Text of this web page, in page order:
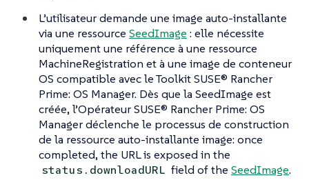
L’utilisateur demande une image auto-installante
via une ressource SeedImage : elle nécessite
uniquement une référence à une ressource
MachineRegistration et à une image de conteneur
OS compatible avec le Toolkit SUSE® Rancher
Prime: OS Manager. Dès que la SeedImage est
créée, l’Opérateur SUSE® Rancher Prime: OS
Manager déclenche le processus de construction
de la ressource auto-installante image: once
completed, the URL is exposed in the
status.downloadURL field of theSeedImage.